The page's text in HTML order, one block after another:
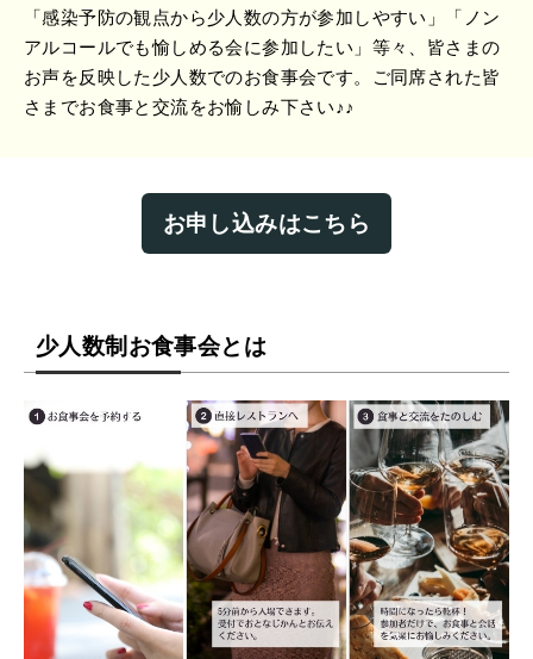
「感染予防の観点から少人数の方が参加しやすい」「ノン
アルコールでも愉しめる会に参加したい」等々、皆さまの
お声を反映した少人数でのお食事会です。ご同席された皆
さまでお食事と交流をお愉しみ下さい♪♪
お申し込みはこちら
少人数制お食事会とは